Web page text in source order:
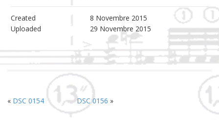
Created
8 Novembre 2015
Uploaded
29 Novembre 2015
« DSC 0154 DSC 0156 »